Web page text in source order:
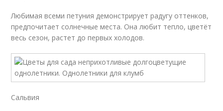
Любимая всеми петуния демонстрирует радугу оттенков,
предпочитает солнечные места. Она любит тепло, цветёт
весь сезон, растет до первых холодов.
Сальвия